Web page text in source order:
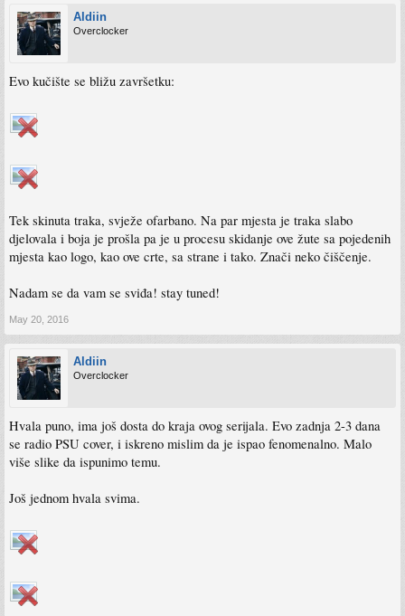
Aldiin
Overclocker
Evo kučište se bližu završetku:
Tek skinuta traka, svježe ofarbano. Na par mjesta je traka slabo
djelovala i boja je prošla pa je u procesu skidanje ove žute sa pojedenih
mjesta kao logo, kao ove crte, sa strane i tako. Znači neko čiščenje.
Nadam se da vam se sviđa! stay tuned!
May 20, 2016
Aldiin
Overclocker
Hvala puno, ima još dosta do kraja ovog serijala. Evo zadnja 2-3 dana
se radio PSU cover, i iskreno mislim da je ispao fenomenalno. Malo
više slike da ispunimo temu.
Još jednom hvala svima.